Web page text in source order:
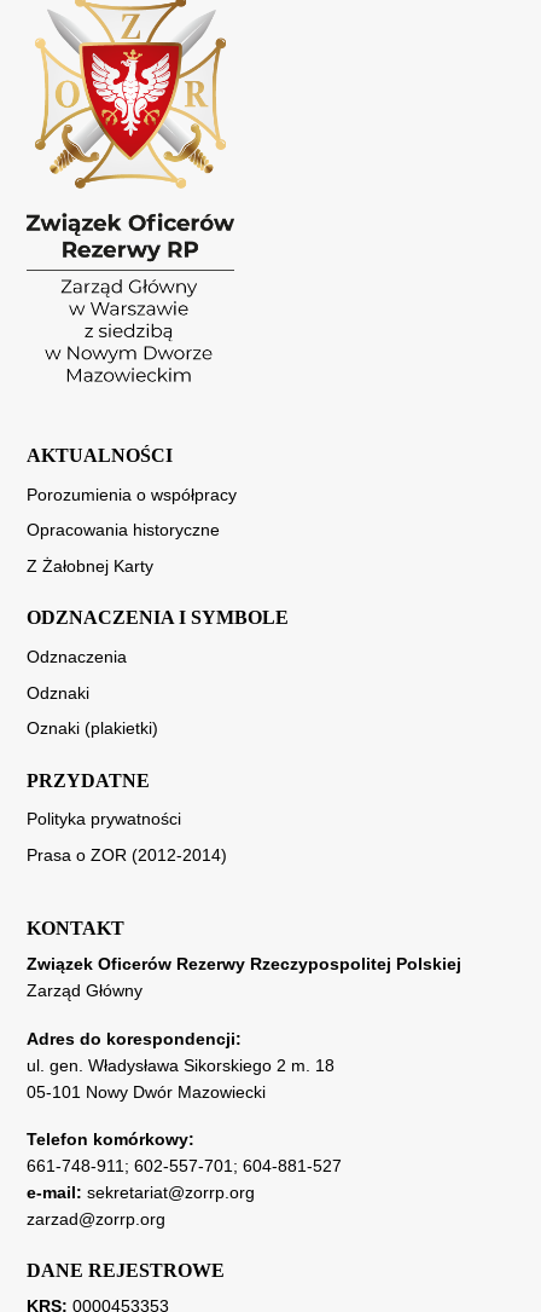
AKTUALNOŚCI
Porozumienia o współpracy
Opracowania historyczne
Z Żałobnej Karty
ODZNACZENIA I SYMBOLE
Odznaczenia
Odznaki
Oznaki (plakietki)
PRZYDATNE
Polityka prywatności
Prasa o ZOR (2012-2014)
KONTAKT
Związek Oficerów Rezerwy Rzeczypospolitej Polskiej
Zarząd Główny
Adres do korespondencji:
ul. gen. Władysława Sikorskiego 2 m. 18
05-101 Nowy Dwór Mazowiecki
Telefon komórkowy:
661-748-911 ; 602-557-701 ; 604-881-527
e-mail: sekretariat@zorrp.org
zarzad@zorrp.org
DANE REJESTROWE
KRS: 0000453353